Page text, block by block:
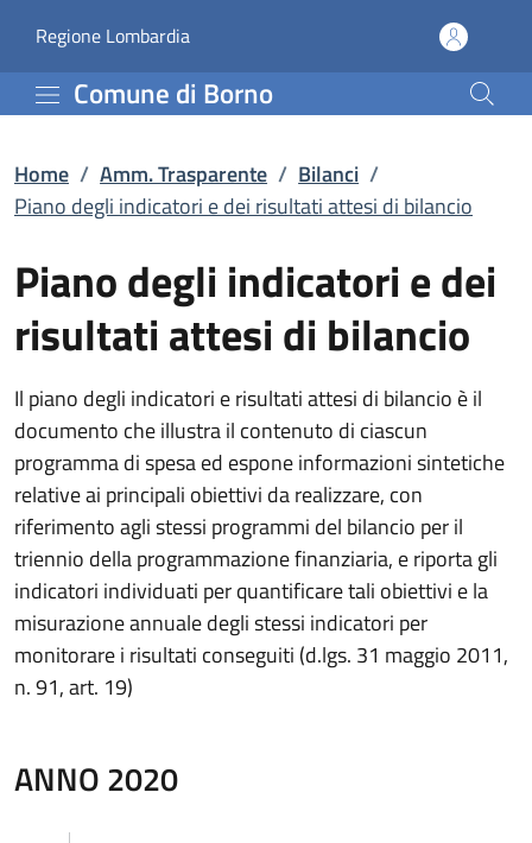
Piano degli indicatori e
Regione Lombardia(apre in un'altra scheda).
Comune di Borno
Home / Amm. Trasparente / Bilanci /
Piano degli indicatori e dei risultati attesi di bilancio
Piano degli indicatori e dei
risultati attesi di bilancio
Il piano degli indicatori e risultati attesi di bilancio è il
documento che illustra il contenuto di ciascun
programma di spesa ed espone informazioni sintetiche
relative ai principali obiettivi da realizzare, con
riferimento agli stessi programmi del bilancio per il
triennio della programmazione finanziaria, e riporta gli
indicatori individuati per quantificare tali obiettivi e la
misurazione annuale degli stessi indicatori per
monitorare i risultati conseguiti (d.lgs. 31 maggio 2011,
n. 91, art. 19)
ANNO 2020